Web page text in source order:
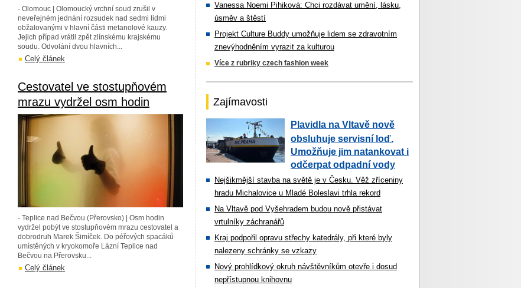
- Olomouc | Olomoucký vrchní soud zrušil v
neveřejném jednání rozsudek nad sedmi lidmi
obžalovanými v hlavní části metanolové kauzy.
Jejich případ vrátil zpět zlínskému krajskému
soudu. Odvolání dvou hlavních...
Celý článek
Cestovatel ve stostupňovém
mrazu vydržel osm hodin
- Teplice nad Bečvou (Přerovsko) | Osm hodin
vydržel pobýt ve stostupňovém mrazu cestovatel a
dobrodruh Marek Šimíček. Do péřových spacáků
umístěných v kryokomoře Lázní Teplice nad
Bečvou na Přerovsku...
Celý článek
Vanessa Noemi Pihiková: Chci rozdávat umění, lásku,
úsměv a štěstí
Projekt Culture Buddy umožňuje lidem se zdravotním
znevýhodněním vyrazit za kulturou
Více z rubriky czech fashion week
Zajímavosti
Plavidla na Vltavě nově
obsluhuje servisní loď.
Umožňuje jim natankovat i
odčerpat odpadní vody
Nejšikmější stavba na světě je v Česku. Věž zříceniny
hradu Michalovice u Mladé Boleslavi trhla rekord
Na Vltavě pod Vyšehradem budou nově přistávat
vrtulníky záchranářů
Kraj podpořil opravu střechy katedrály, při které byly
nalezeny schránky se vzkazy
Nový prohlídkový okruh návštěvníkům otevře i dosud
nepřístupnou knihovnu